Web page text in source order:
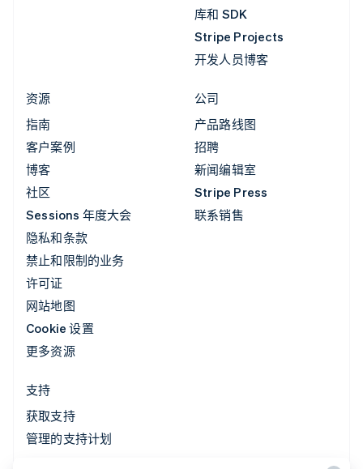
库和 SDK
Stripe Projects
开发人员博客
资源
指南
客户案例
博客
社区
Sessions 年度大会
隐私和条款
禁止和限制的业务
许可证
网站地图
Cookie 设置
更多资源
公司
产品路线图
招聘
新闻编辑室
Stripe Press
联系销售
支持
获取支持
管理的支持计划